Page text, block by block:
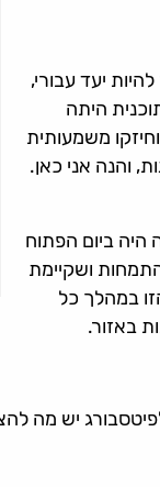
יעד עבורי,
היתה
משמעותית
והנה אני כאן.
היה ביום הפתוח
ושקיימת
במהלך כל
באזור.
יש מה